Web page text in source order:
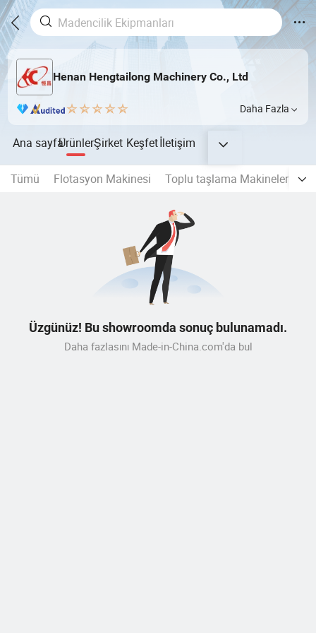
Henan Hengtailong Machinery Co., Ltd
Daha Fazla
Ana sayfaÜrünlerŞirket Keşfetİletişim
Tümü Flotasyon Makinesi Toplu taşlama Makineleri
Üzgünüz! Bu showroomda sonuç bulunamadı.
Daha fazlasını Made-in-China.com'da bul